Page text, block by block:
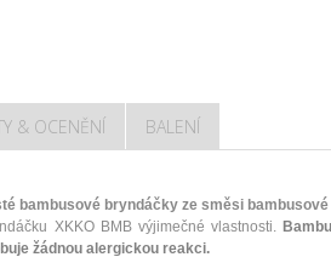
& OCENĚNÍ BALENÍ
bambusové bryndáčky ze směsi
XKKO BMB výjimečné vlastnosti.
žádnou alergickou reakci.